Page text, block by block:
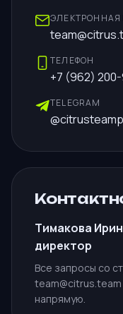
ЭЛЕКТРОННАЯ
ТЕЛЕФОН
+7 (962)
TELEGRAM
Тимакова
директор
Все запросы со
team@citrus.team
напрямую.